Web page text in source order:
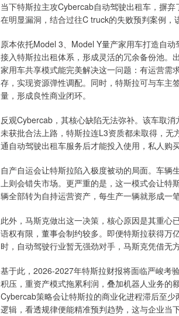
当下特斯拉主攻Cybercab自动驾驶出租车，摒
在明显漏洞，结合过往C truck的失败预判案例，
原本依托Model 3、Model Y量产家用车打造自
接入特斯拉出租体系，形成灵活的冗余备份池。
家用车共享模式能完美解决这一问题：有运营需
存，实现资源弹性调配。同时，特斯拉可与车主
量，形成良性商业闭环。
反观Cybercab，其核心缺陷无法弥补。该车取
未获批合法上路，特斯拉连L3资质都未取得，
通自动驾驶出租车服务后才能投入使用，私人购
自产自运会让特斯拉陷入极度被动的局面。车
上则会错失市场。更严重的是，这一模式会让特
辆全部转为自持运营资产，每生产一辆就形成一
此外，马斯克做出这一决策，核心原因是其重心
语权有限，董事会制约较多。即便特斯拉获得万
时，自动驾驶行业暂无强劲对手，马斯克凭借无
基于此，2026-2027年特斯拉财报将面临严峻考
积压，重资产模式拖累利润，叠加机器人业务的
Cybercab策略会让特斯拉的商业化进程滞后至
逻辑，看透规律便能精准预判趋势，这与企业当